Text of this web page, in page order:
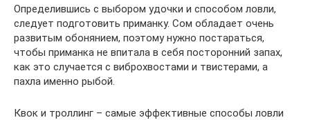
Определившись с выбором удочки и способом ловли,
следует подготовить приманку. Сом обладает очень
развитым обонянием, поэтому нужно постараться,
чтобы приманка не впитала в себя посторонний запах,
как это случается с виброхвостами и твистерами, а
пахла именно рыбой.
Квок и троллинг – самые эффективные способы ловли